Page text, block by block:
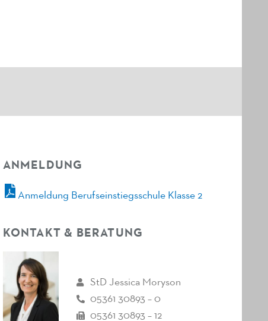
ANMELDUNG
Anmeldung Berufseinstiegsschule Klasse 2
KONTAKT & BERATUNG
StD Jessica Moryson
05361 30893 – 0
05361 30893 – 12